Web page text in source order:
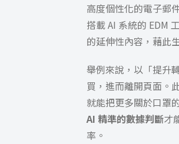
高度個性化的電子郵
搭載 AI 系統的 EDM
的延伸性內容 ，藉此
舉例來說，以「提升
買，進而離開頁面。
就能把更多關於口罩
AI 精準的數據判斷才
率。